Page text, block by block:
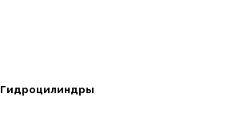
Гидроцилиндры